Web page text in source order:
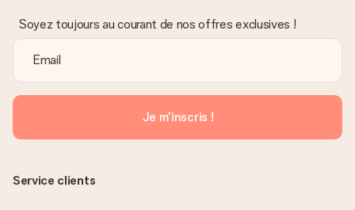
Soyez toujours au courant de nos offres exclusives !
Je m'inscris !
Service clients